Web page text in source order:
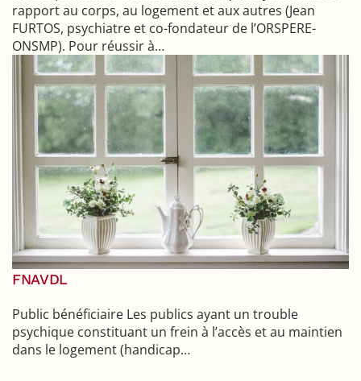
rapport au corps, au logement et aux autres (Jean
FURTOS, psychiatre et co-fondateur de l’ORSPERE-
ONSMP). Pour réussir à…
FNAVDL
Public bénéficiaire Les publics ayant un trouble
psychique constituant un frein à l’accès et au maintien
dans le logement (handicap…